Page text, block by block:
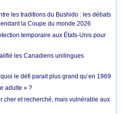
les traditions du Bushido : les débats
la Coupe du monde 2026
temporaire aux États-Unis pour
les Canadiens unilingues
le défi parait plus grand qu’en 1969
adulte » ?
cher et recherché, mais vulnérable aux